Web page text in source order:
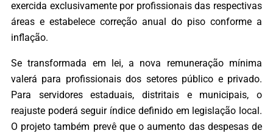
exercida exclusivamente por profissionais das respectivas
áreas e estabelece correção anual do piso conforme a
inflação.
Se transformada em lei, a nova remuneração mínima
valerá para profissionais dos setores público e privado.
Para servidores estaduais, distritais e municipais, o
reajuste poderá seguir índice definido em legislação local.
O projeto também prevê que o aumento das despesas de